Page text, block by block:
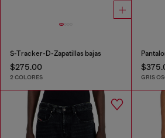
S-Tracker-D-Zapatillas bajas
$275.00
2 COLORES GRIS